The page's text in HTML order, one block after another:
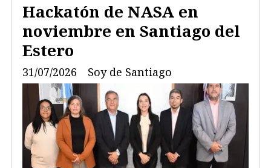
Hackatón de NASA en
noviembre en Santiago del
Estero
Soy de Santiago
31/07/2026